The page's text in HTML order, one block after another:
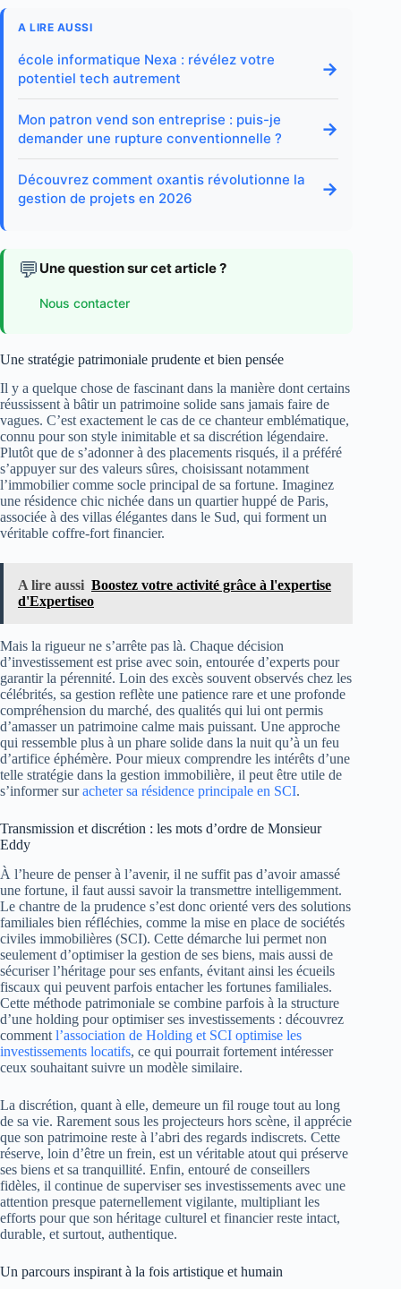
A LIRE AUSSI
école informatique Nexa : révélez votre
potentiel tech autrement
→
Mon patron vend son entreprise : puis-je
demander une rupture conventionnelle ?
→
Découvrez comment oxantis révolutionne la
gestion de projets en 2026
→
💬 Une question sur cet article ?
Nous contacter
Une stratégie patrimoniale prudente et bien pensée
Il y a quelque chose de fascinant dans la manière dont certains
réussissent à bâtir un patrimoine solide sans jamais faire de
vagues. C’est exactement le cas de ce chanteur emblématique,
connu pour son style inimitable et sa discrétion légendaire.
Plutôt que de s’adonner à des placements risqués, il a préféré
s’appuyer sur des valeurs sûres, choisissant notamment
l’immobilier comme socle principal de sa fortune. Imaginez
une résidence chic nichée dans un quartier huppé de Paris,
associée à des villas élégantes dans le Sud, qui forment un
véritable coffre-fort financier.
A lire aussi Boostez votre activité grâce à l'expertise
d'Expertiseo
Mais la rigueur ne s’arrête pas là. Chaque décision
d’investissement est prise avec soin, entourée d’experts pour
garantir la pérennité. Loin des excès souvent observés chez les
célébrités, sa gestion reflète une patience rare et une profonde
compréhension du marché, des qualités qui lui ont permis
d’amasser un patrimoine calme mais puissant. Une approche
qui ressemble plus à un phare solide dans la nuit qu’à un feu
d’artifice éphémère. Pour mieux comprendre les intérêts d’une
telle stratégie dans la gestion immobilière, il peut être utile de
s’informer suracheter sa résidence principale en SCI.
Transmission et discrétion : les mots d’ordre de Monsieur
Eddy
À l’heure de penser à l’avenir, il ne suffit pas d’avoir amassé
une fortune, il faut aussi savoir la transmettre intelligemment.
Le chantre de la prudence s’est donc orienté vers des solutions
familiales bien réfléchies, comme la mise en place de sociétés
civiles immobilières (SCI). Cette démarche lui permet non
seulement d’optimiser la gestion de ses biens, mais aussi de
sécuriser l’héritage pour ses enfants, évitant ainsi les écueils
fiscaux qui peuvent parfois entacher les fortunes familiales.
Cette méthode patrimoniale se combine parfois à la structure
d’une holding pour optimiser ses investissements : découvrez
comment l’association de Holding et SCI optimise les
investissements locatifs, ce qui pourrait fortement intéresser
ceux souhaitant suivre un modèle similaire.
La discrétion, quant à elle, demeure un fil rouge tout au long
de sa vie. Rarement sous les projecteurs hors scène, il apprécie
que son patrimoine reste à l’abri des regards indiscrets. Cette
réserve, loin d’être un frein, est un véritable atout qui préserve
ses biens et sa tranquillité. Enfin, entouré de conseillers
fidèles, il continue de superviser ses investissements avec une
attention presque paternellement vigilante, multipliant les
efforts pour que son héritage culturel et financier reste intact,
durable, et surtout, authentique.
Un parcours inspirant à la fois artistique et humain